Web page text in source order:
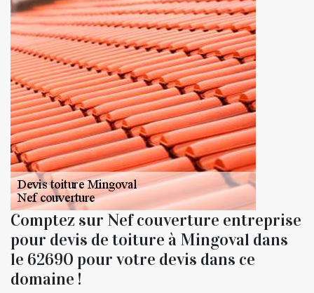
Comptez sur Nef couverture entreprise
pour devis de toiture à Mingoval dans
le 62690 pour votre devis dans ce
domaine !